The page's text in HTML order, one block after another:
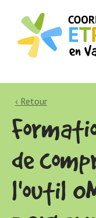
‹ Retour
de
l'outil